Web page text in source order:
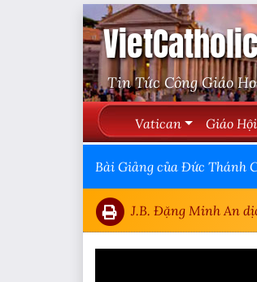
Tin Tức Công Giáo
Vatican Giáo
Bài Giảng của Đức Thánh
J.B. Đặng Minh An